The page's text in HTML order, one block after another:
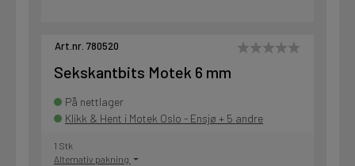
Art.nr. 780520
Sekskantbits Motek 6 mm
På nettlager
Klikk & Hent i Motek Oslo - Ensjø + 5 andre
1 Stk
Alternativ pakning